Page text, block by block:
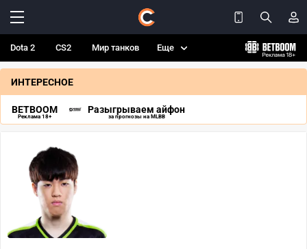
Dota 2 CS2 Мир танков Еще
ИНТЕРЕСНОЕ
BETBOOM
Реклама 18+
Разыгрываем айфон
за прогнозы на MLBB